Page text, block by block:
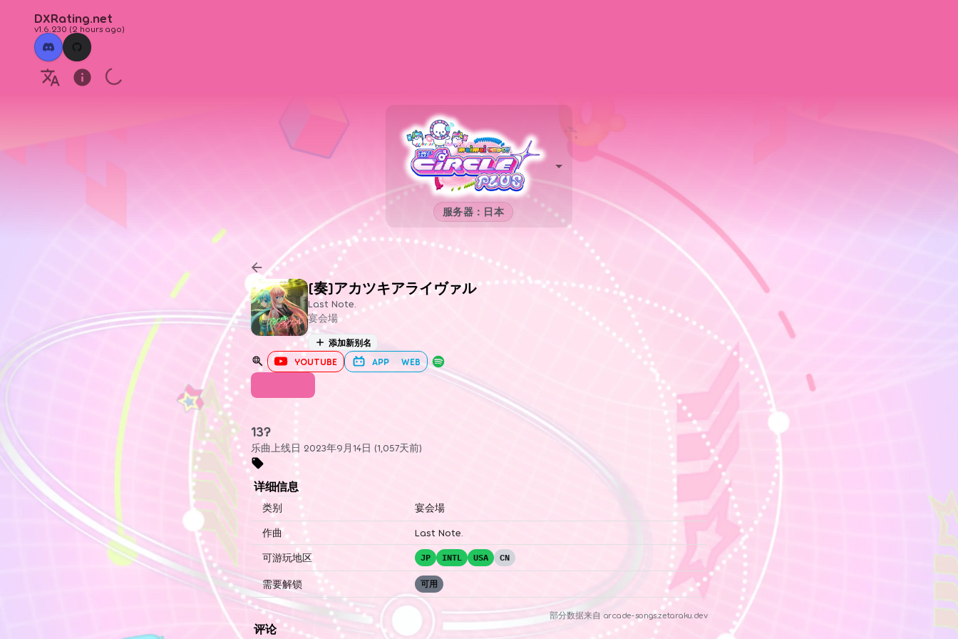
DXRating.net
v1.6.230 (2 hours ago)
服务器：日本
[奏]アカツキアライヴァル
Last Note.
宴会場
添加新别名
YOUTUBE APP WEB
13?
乐曲上线日 2023年9月14日 (1,057天前)
详细信息
类别 宴会場
作曲 Last Note.
可游玩地区 JP INTL USA CN
需要解锁 可用
部分数据来自 arcade-songs.zetaraku.dev
评论